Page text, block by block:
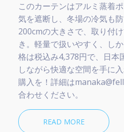
このカーテンはアルミ蒸着
気を遮断し、冬場の冷気も
200cmの大きさで、取り付
き。軽量で扱いやすく、し
格は税込み4,378円で、日本
しながら快適な空間を手に
購入を！詳細は
合わせください。
READ MORE